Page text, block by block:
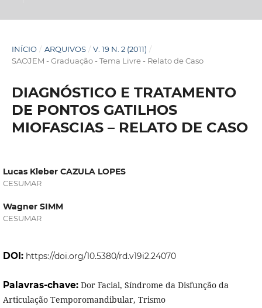
INÍCIO / ARQUIVOS / V. 19 N. 2 (2011) /
SAOJEM - Graduação - Tema Livre - Relato de Caso
DIAGNÓSTICO E TRATAMENTO
DE PONTOS GATILHOS
MIOFASCIAS – RELATO DE CASO
Lucas Kleber CAZULA LOPES
CESUMAR
Wagner SIMM
CESUMAR
DOI: https://doi.org/10.5380/rd.v19i2.24070
Palavras-chave: Dor Facial, Síndrome da Disfunção da
Articulação Temporomandibular, Trismo